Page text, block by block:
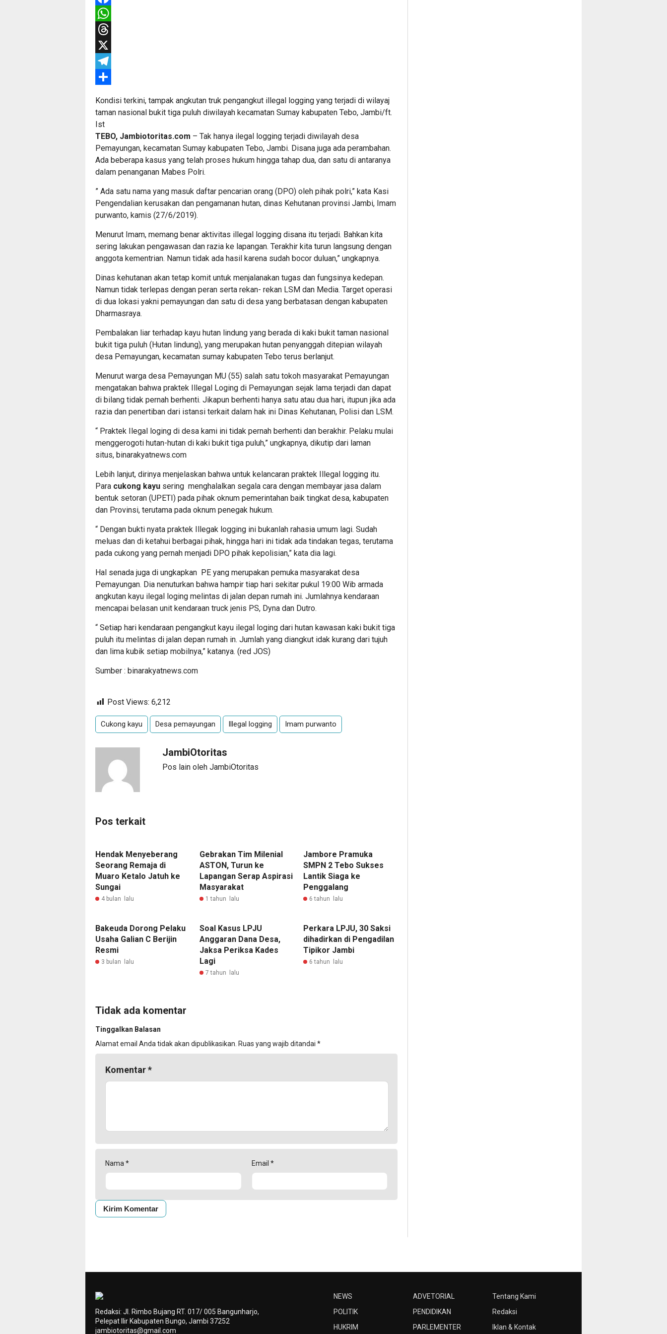
Facebook
WhatsApp
Threads
X
Telegram
Kondisi terkini, tampak angkutan truk pengangkut illegal logging yang terjadi di wilayaj
taman nasional bukit tiga puluh diwilayah kecamatan Sumay kabupaten Tebo, Jambi/ft.
Ist
TEBO, Jambiotoritas.com – Tak hanya ilegal logging terjadi diwilayah desa
Pemayungan, kecamatan Sumay kabupaten Tebo, Jambi. Disana juga ada perambahan.
Ada beberapa kasus yang telah proses hukum hingga tahap dua, dan satu di antaranya
dalam penanganan Mabes Polri.
” Ada satu nama yang masuk daftar pencarian orang (DPO) oleh pihak polri,” kata Kasi
Pengendalian kerusakan dan pengamanan hutan, dinas Kehutanan provinsi Jambi, Imam
purwanto, kamis (27/6/2019).
Menurut Imam, memang benar aktivitas illegal logging disana itu terjadi. Bahkan kita
sering lakukan pengawasan dan razia ke lapangan. Terakhir kita turun langsung dengan
anggota kementrian. Namun tidak ada hasil karena sudah bocor duluan,” ungkapnya.
Dinas kehutanan akan tetap komit untuk menjalanakan tugas dan fungsinya kedepan.
Namun tidak terlepas dengan peran serta rekan- rekan LSM dan Media. Target operasi
di dua lokasi yakni pemayungan dan satu di desa yang berbatasan dengan kabupaten
Dharmasraya.
Pembalakan liar terhadap kayu hutan lindung yang berada di kaki bukit taman nasional
bukit tiga puluh (Hutan lindung), yang merupakan hutan penyanggah ditepian wilayah
desa Pemayungan, kecamatan sumay kabupaten Tebo terus berlanjut.
Menurut warga desa Pemayungan MU (55) salah satu tokoh masyarakat Pemayungan
mengatakan bahwa praktek Illegal Loging di Pemayungan sejak lama terjadi dan dapat
di bilang tidak pernah berhenti. Jikapun berhenti hanya satu atau dua hari, itupun jika ada
razia dan penertiban dari istansi terkait dalam hak ini Dinas Kehutanan, Polisi dan LSM.
“ Praktek Ilegal loging di desa kami ini tidak pernah berhenti dan berakhir. Pelaku mulai
menggerogoti hutan-hutan di kaki bukit tiga puluh,” ungkapnya, dikutip dari laman
situs, binarakyatnews.com
Lebih lanjut, dirinya menjelaskan bahwa untuk kelancaran praktek Illegal logging itu.
Para cukong kayu sering menghalalkan segala cara dengan membayar jasa dalam
bentuk setoran (UPETI) pada pihak oknum pemerintahan baik tingkat desa, kabupaten
dan Provinsi, terutama pada oknum penegak hukum.
“ Dengan bukti nyata praktek Illegak logging ini bukanlah rahasia umum lagi. Sudah
meluas dan di ketahui berbagai pihak, hingga hari ini tidak ada tindakan tegas, terutama
pada cukong yang pernah menjadi DPO pihak kepolisian,” kata dia lagi.
Hal senada juga di ungkapkan PE yang merupakan pemuka masyarakat desa
Pemayungan. Dia nenuturkan bahwa hampir tiap hari sekitar pukul 19:00 Wib armada
angkutan kayu ilegal loging melintas di jalan depan rumah ini. Jumlahnya kendaraan
mencapai belasan unit kendaraan truck jenis PS, Dyna dan Dutro.
“ Setiap hari kendaraan pengangkut kayu ilegal loging dari hutan kawasan kaki bukit tiga
puluh itu melintas di jalan depan rumah in. Jumlah yang diangkut idak kurang dari tujuh
dan lima kubik setiap mobilnya,” katanya. (red JOS)
Sumber : binarakyatnews.com
Post Views: 6,212
Cukong kayu Desa pemayungan Illegal logging Imam purwanto
JambiOtoritas
Pos lain oleh JambiOtoritas
Pos terkait
Hendak Menyeberang
Seorang Remaja di
Muaro Ketalo Jatuh ke
Sungai
4 bulan lalu
Gebrakan Tim Milenial
ASTON, Turun ke
Lapangan Serap Aspirasi
Masyarakat
1 tahun lalu
Jambore Pramuka
SMPN 2 Tebo Sukses
Lantik Siaga ke
Penggalang
6 tahun lalu
Bakeuda Dorong Pelaku
Usaha Galian C Berijin
Resmi
3 bulan lalu
Soal Kasus LPJU
Anggaran Dana Desa,
Jaksa Periksa Kades
Lagi
7 tahun lalu
Perkara LPJU, 30 Saksi
dihadirkan di Pengadilan
Tipikor Jambi
6 tahun lalu
Tidak ada komentar
Tinggalkan Balasan
Alamat email Anda tidak akan dipublikasikan. Ruas yang wajib ditandai *
Komentar*
Nama * Email *
NEWS
POLITIK
HUKRIM
ADVETORIAL
PENDIDIKAN
PARLEMENTER
Tentang Kami
Redaksi
Iklan & Kontak
Redaksi: Jl. Rimbo Bujang RT. 017/ 005 Bangunharjo,
Pelepat Ilir Kabupaten Bungo, Jambi 37252
jambiotoritas@gmail.com